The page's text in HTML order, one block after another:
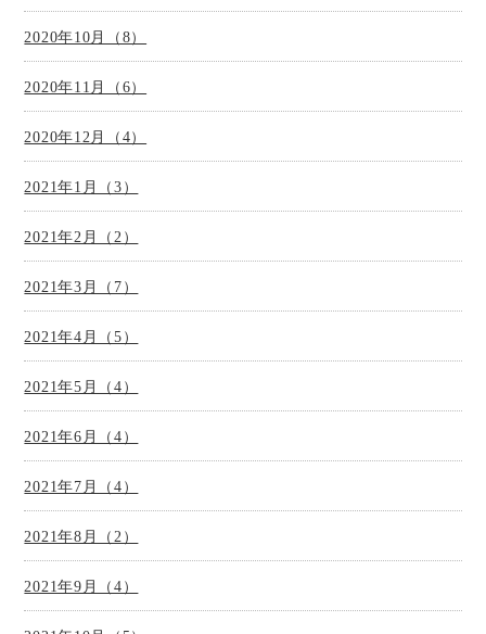
2020年10月（8）
2020年11月（6）
2020年12月（4）
2021年1月（3）
2021年2月（2）
2021年3月（7）
2021年4月（5）
2021年5月（4）
2021年6月（4）
2021年7月（4）
2021年8月（2）
2021年9月（4）